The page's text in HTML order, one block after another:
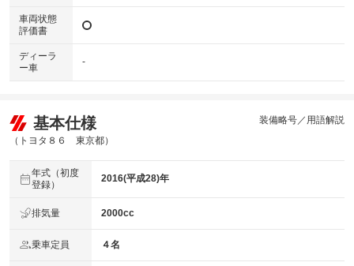
車両状態
評価書
ディーラ
ー車
-
基本仕様
（トヨタ８６ 東京都）
装備略号／用語解説
年式（初度
登録）
2016(平成28)年
排気量 2000cc
乗車定員 ４名